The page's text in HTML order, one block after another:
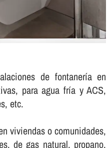
de fontanerí­a en
para agua frí­a y ACS,
etc.
viviendas o comunidades,
de gas natural, propano,